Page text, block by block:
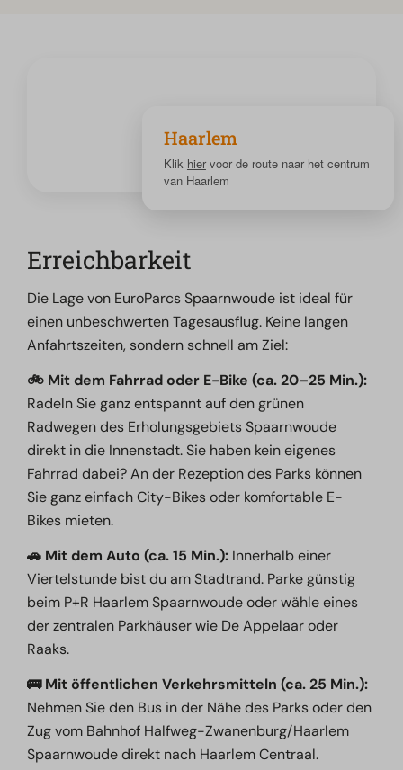
Haarlem
Klik hiervoor de route naar het centrum
van Haarlem
Erreichbarkeit
Die Lage von EuroParcs Spaarnwoude ist ideal für
einen unbeschwerten Tagesausflug. Keine langen
Anfahrtszeiten, sondern schnell am Ziel:
🚲 Mit dem Fahrrad oder E-Bike (ca. 20–25 Min.):
Radeln Sie ganz entspannt auf den grünen
Radwegen des Erholungsgebiets Spaarnwoude
direkt in die Innenstadt.Sie haben kein eigenes
Fahrrad dabei? An der Rezeption des Parks können
Sie ganz einfach City-Bikes oder komfortable E-
Bikes mieten.
🚗 Mit dem Auto (ca. 15 Min.): Innerhalb einer
Viertelstunde bist du am Stadtrand. Parke günstig
beim P+R Haarlem Spaarnwoude oder wähle eines
der zentralen Parkhäuser wie De Appelaaroder
Raaks.
🚌 Mit öffentlichen Verkehrsmitteln (ca. 25 Min.):
Nehmen Sie den Bus in der Nähe des Parks oder den
Zug vom Bahnhof Halfweg-Zwanenburg/Haarlem
Spaarnwoude direkt nach Haarlem Centraal.